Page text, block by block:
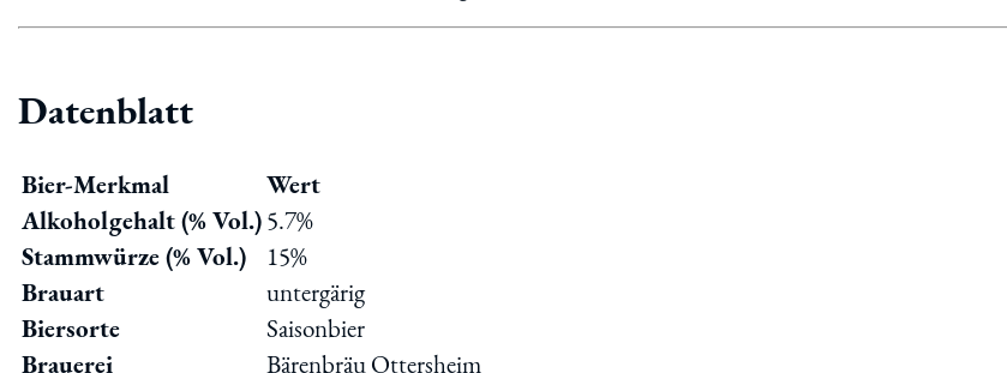
Datenblatt
Bier-Merkmal
Wert
Alkoholgehalt (% Vol.)5.7%
Stammwürze (% Vol.)
15%
Brauart
untergärig
Biersorte
Saisonbier
Brauerei
Bärenbräu Ottersheim